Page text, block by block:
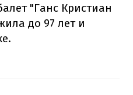
"Ганс Кристиан
до 97 лет и